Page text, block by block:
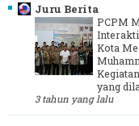
Juru Berita
PCPM
Kota
yang
3 tahun yang lalu